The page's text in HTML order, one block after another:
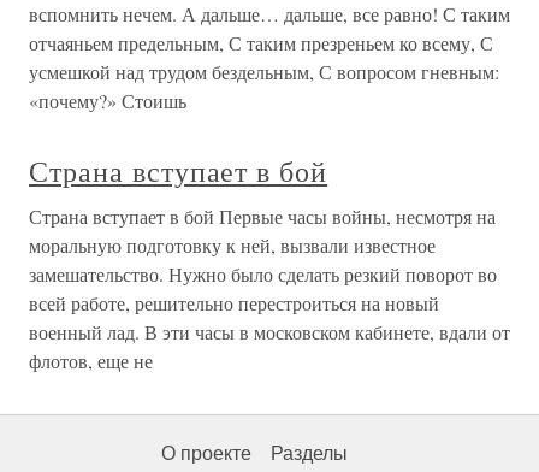
вспомнить нечем. А дальше… дальше, все равно! С таким
отчаяньем предельным, С таким презреньем ко всему, С
усмешкой над трудом бездельным, С вопросом гневным:
«почему?» Стоишь
Страна вступает в бой
Страна вступает в бой Первые часы войны, несмотря на
моральную подготовку к ней, вызвали известное
замешательство. Нужно было сделать резкий поворот во
всей работе, решительно перестроиться на новый
военный лад. В эти часы в московском кабинете, вдали от
флотов, еще не
О проекте Разделы